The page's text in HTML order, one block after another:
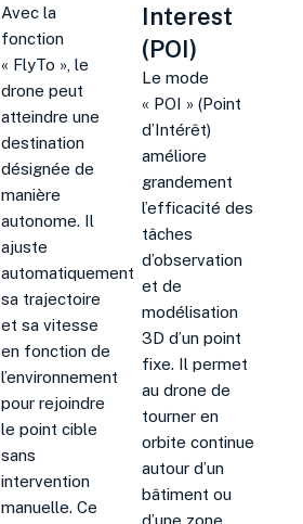
Avec la
fonction
« FlyTo », le
drone peut
atteindre une
destination
désignée de
manière
autonome. Il
ajuste
automatiquement
sa trajectoire
et sa vitesse
en fonction de
l’environnement
pour rejoindre
le point cible
sans
intervention
manuelle. Ce
Interest
(POI)
Le mode
« POI » (Point
d’Intérêt)
améliore
grandement
l’efficacité des
tâches
d’observation
et de
modélisation
3D d’un point
fixe. Il permet
au drone de
tourner en
orbite continue
autour d’un
bâtiment ou
d’une zone